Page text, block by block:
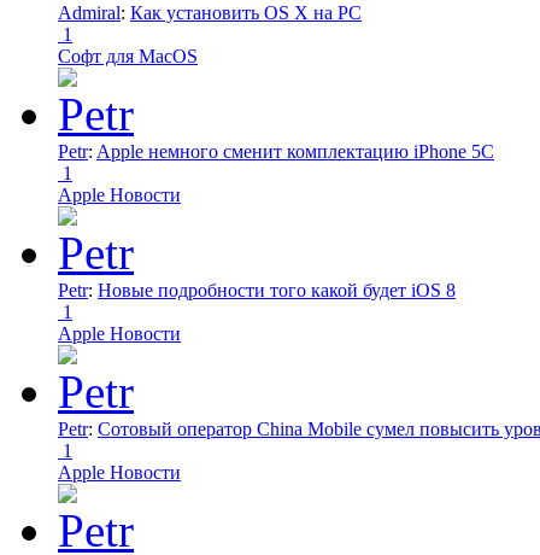
Admiral: Как установить OS X на PC
1
Софт для MacOS
Petr: Apple немного сменит комплектацию iPhone 5C
1
Apple Новости
Petr: Новые подробности того какой будет iOS 8
1
Apple Новости
Petr: Сотовый оператор China Mobile сумел повысить
1
Apple Новости